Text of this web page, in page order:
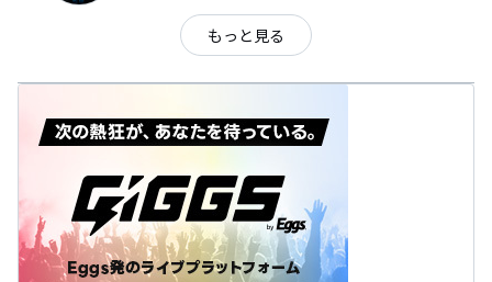
もっと見る